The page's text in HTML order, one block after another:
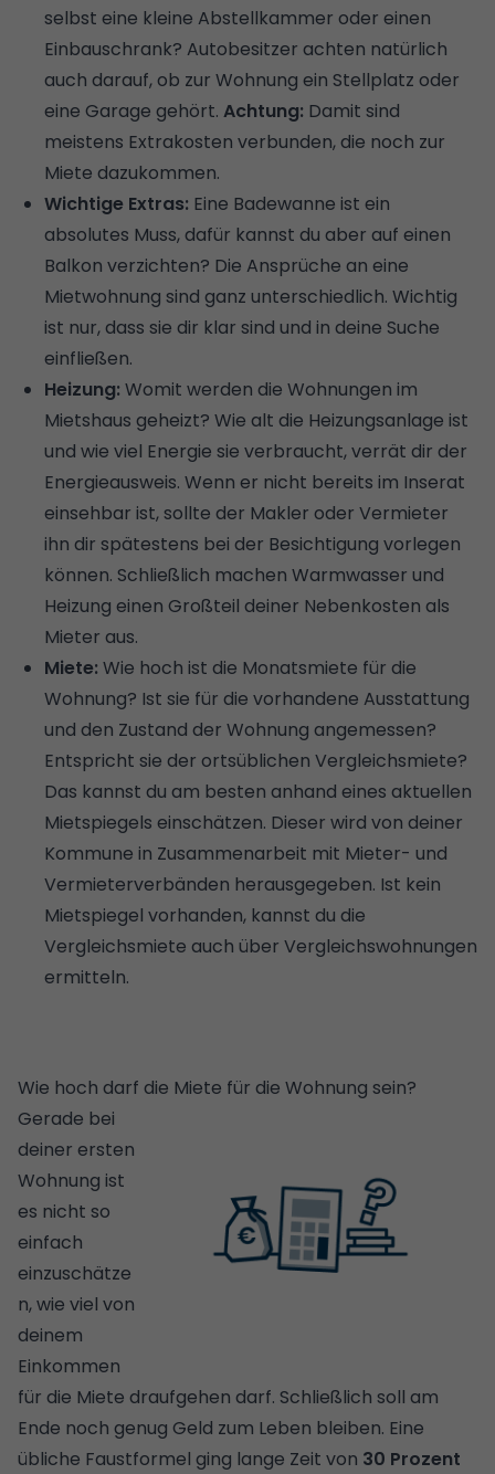
selbst eine kleine Abstellkammer oder einen
Einbauschrank? Autobesitzer achten natürlich
auch darauf, ob zur Wohnung ein Stellplatz oder
eine Garage gehört. Achtung: Damit sind
meistens Extrakosten verbunden, die noch zur
Miete dazukommen.
Wichtige Extras: Eine Badewanne ist ein
absolutes Muss, dafür kannst du aber auf einen
Balkon verzichten? Die Ansprüche an eine
Mietwohnung sind ganz unterschiedlich. Wichtig
ist nur, dass sie dir klar sind und in deine Suche
einfließen.
Heizung: Womit werden die Wohnungen im
Mietshaus geheizt? Wie alt die Heizungsanlage ist
und wie viel Energie sie verbraucht, verrät dir der
Energieausweis. Wenn er nicht bereits im Inserat
einsehbar ist, sollte der Makler oder Vermieter
ihn dir spätestens bei der Besichtigung vorlegen
können. Schließlich machen Warmwasser und
Heizung einen Großteil deiner Nebenkosten als
Mieter aus.
Miete: Wie hoch ist die Monatsmiete für die
Wohnung? Ist sie für die vorhandene Ausstattung
und den Zustand der Wohnung angemessen?
Entspricht sie der ortsüblichen Vergleichsmiete?
Das kannst du am besten anhand eines aktuellen
Mietspiegels einschätzen. Dieser wird von deiner
Kommune in Zusammenarbeit mit Mieter- und
Vermieterverbänden herausgegeben. Ist kein
Mietspiegel vorhanden, kannst du die
Vergleichsmiete auch über Vergleichswohnungen
ermitteln.
Wie hoch darf die Miete für die Wohnung sein?
Gerade bei
deiner ersten
Wohnung ist
es nicht so
einfach
einzuschätze
n, wie viel von
deinem
Einkommen
für die Miete draufgehen darf. Schließlich soll am
Ende noch genug Geld zum Leben bleiben. Eine
übliche Faustformel ging lange Zeit von 30 Prozent